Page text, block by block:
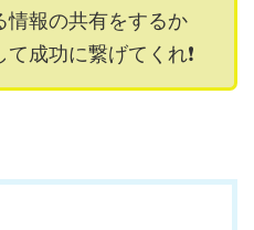
情報の共有をするか
成功に繋げてくれ❗️